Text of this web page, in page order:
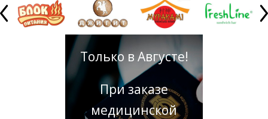
Только в Августе!
При заказе
медицинской